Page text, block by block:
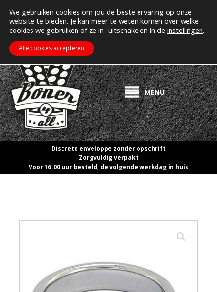
Erectiepillen kopen bij boner4all.nl MIJN ACCOUNT
>> Gratis verzending vanaf €50! <<
ZOEKEN WINKELWAGEN €0.00
MENU
Discrete enveloppe zonder opschrift
Zorgvuldig verpakt
Voor 16.00 uur besteld, de volgende werkdag in huis
We gebruiken cookies om jou de beste ervaring op onze
website te bieden. Je kan meer te weten komen over welke
cookies we gebruiken of ze in- uitschakelen in de instellingen.
Alle cookies accepteren